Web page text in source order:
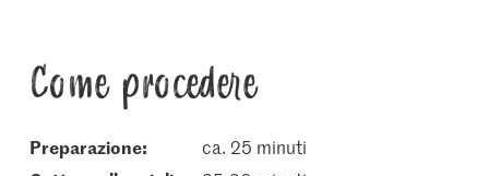
Come procedere
Preparazione:
ca. 25 minuti